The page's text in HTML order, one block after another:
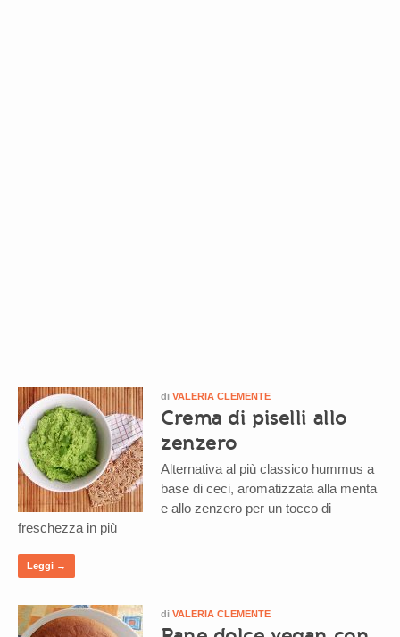
di VALERIA CLEMENTE
Crema di piselli allo
zenzero
Alternativa al più classico hummus a
base di ceci, aromatizzata alla menta
e allo zenzero per un tocco di
freschezza in più
Leggi →
di VALERIA CLEMENTE